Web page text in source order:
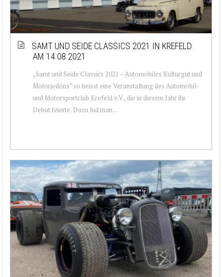
SAMT UND SEIDE CLASSICS 2021 IN KREFELD
AM 14.08.2021
„Samt und Seide Classics 2021 – Automobiles Kulturgut und
Motorjedöns“ so heisst eine Veranstaltung des Automobil-
und Motorsportclub Krefeld e.V., die in diesem Jahr ihr
Debut feierte. Dazu lud man ...